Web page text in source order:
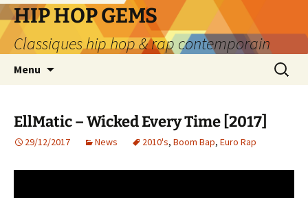
Aller
au
contenu
HIP HOP GEMS
Classiques hip hop & rap contemporain
Menu
EllMatic – Wicked Every Time [2017]
29/12/2017 News 2010's, Boom Bap, Euro Rap